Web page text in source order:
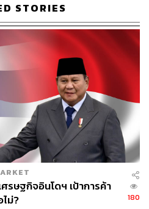
รองฯ เป็นกันชนกับหนี้เสียที่จะ
ห้ประชาชนขาดรายได้ และ
ารชำระหนี้ที่อาจพ่วงให้
เพิ่มสูงขึ้น
ไทยพาณิชย์มีกำไรสุทธิมาก
ลง 12.5% จากช่วงเดียวกันของ
ล้านบาท เฉพาะไตรมาส
นด้านเครดิตที่คาดว่าจะเกิดขึ้น
ธนาคารกรุงศรีอยุธยา มีกำไร
ดลง 31.4% ที่ลดลงค่อนข้างมาก
เศษจากการขายหุ้น ‘เงินติด
STORIES
ศรษฐกิจอินโดฯ เป้าการค้า
ม่?
180